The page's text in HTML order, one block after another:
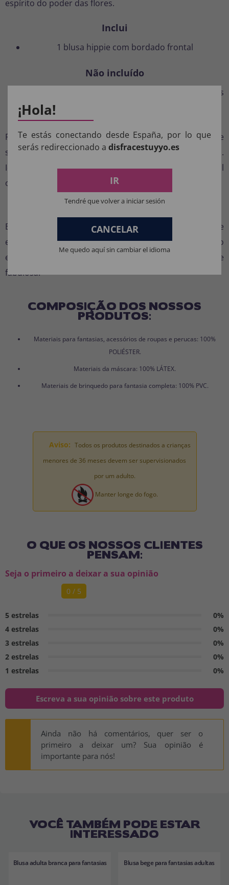
espírito do poder das flores.
Inclui
1 blusa hippie com bordado frontal
Não incluído
Sem jeans, coroa de flores ou acessórios adicionais
Recomendações
Para um look completo, combine com calças boca de
sino, sandálias plataforma e cabelos soltos e ondulados.
Ideal para festas à fantasia, eventos escolares, Carnaval
ou até mesmo um Halloween com temática retrô.
Deixe seu espírito livre sair!
Esta peça é mais do que uma fantasia: é uma forma de
expressão que transmite liberdade, alegria e muito
estilo. Não espere mais para adquirir esta blusa hippie
fabulosa.
COMPOSIÇÃO DOS NOSSOS
PRODUTOS:
Materiais para fantasias, acessórios de roupas e perucas: 100%
POLIÉSTER.
Materiais da máscara: 100% LÁTEX.
Materiais de brinquedo para fantasia completa: 100% PVC.
Aviso: Todos os produtos destinados a crianças
menores de 36 meses devem ser supervisionados
por um adulto.
Manter longe do fogo.
O QUE OS NOSSOS CLIENTES
PENSAM:
Seja o primeiro a deixar a sua opinião
0 / 5
5 estrelas
0%
4 estrelas
0%
3 estrelas
0%
2 estrelas
0%
1 estrelas
0%
Escreva a sua opinião sobre este produto
Ainda não há comentários, quer ser o
primeiro a deixar um? Sua opinião é
importante para nós!
VOCÊ TAMBÉM PODE ESTAR
INTERESSADO
Blusa adulta branca para fantasias Blusa bege para fantasias adultas
¡Hola!
Te estás conectando desde España, por lo que
serás redireccionado a disfracestuyyo.es
IR
Tendré que volver a iniciar sesión
CANCELAR
Me quedo aquí sin cambiar el idioma